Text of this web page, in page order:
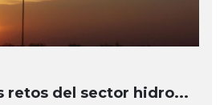
retos del sector hidro...